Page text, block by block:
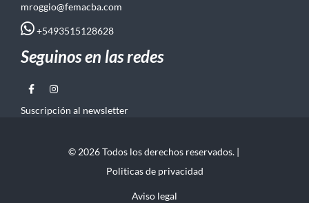
mroggio@femacba.com
+5493515128628
Seguinos en las redes
Suscripción al newsletter
© 2026 Todos los derechos reservados. |
Politicas de privacidad
Aviso legal